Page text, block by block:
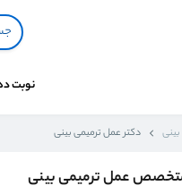
نوبت
دکتر عمل ترمیمی بینی
عمل ترمیمی بینی